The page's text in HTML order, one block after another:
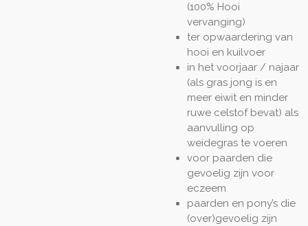
(100% Hooi
vervanging)
ter opwaardering van
hooi en kuilvoer
in het voorjaar / najaar
(als gras jong is en
meer eiwit en minder
ruwe celstof bevat) als
aanvulling op
weidegras te voeren
voor paarden die
gevoelig zijn voor
eczeem
paarden en pony’s die
(over)gevoelig zijn